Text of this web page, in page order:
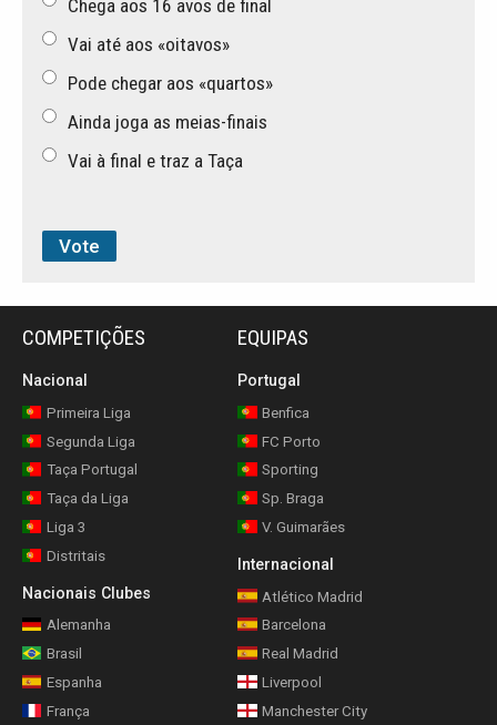
Chega aos 16 avos de final
Vai até aos «oitavos»
Pode chegar aos «quartos»
Ainda joga as meias-finais
Vai à final e traz a Taça
COMPETIÇÕES
Nacional
Primeira Liga
Segunda Liga
Taça Portugal
Taça da Liga
Liga 3
Distritais
Nacionais Clubes
Alemanha
Brasil
Espanha
França
EQUIPAS
Portugal
Benfica
FC Porto
Sporting
Sp. Braga
V. Guimarães
Internacional
Atlético Madrid
Barcelona
Real Madrid
Liverpool
Manchester City